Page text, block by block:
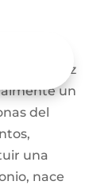
ante juez
un
del
una
nace